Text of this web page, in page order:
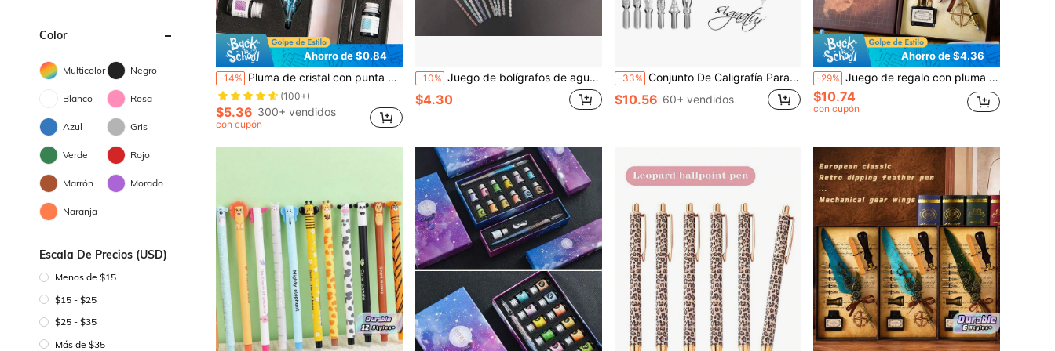
Color
Multicolor Negro
Blanco Rosa
Azul Gris
Verde Rojo
Marrón Morado
Naranja
Escala De Precios (USD)
Menos de $15
$15 - $25
$25 - $35
Más de $35
Ahorro de $0.84
-14% Pluma de cristal con punta de inmersión en vidrio, popular en Internet, para estudiantes, regalo de negocios, pluma de muestra, premio para actividades escolares, regalo de cumpleaños, de vuelta a la escuela
(100+)
$5.36 300+ vendidos
con cupón
-10% Juego de bolígrafos de agua de cristal Starlight, incluye bolígrafo de caligrafía de firma de cristal, tinta y soporte para bolígrafo, regalo ideal para vacaciones o cumpleaños para amantes del arte, vuelta a la escuela
$4.30
-33% Conjunto De Caligrafía Para Principiantes, Pluma De Ave Y Conjunto De Tinta, Plumas Elegantes Con Tinta Negra Y 11 Puntas Para Letras, Dibujos, Escritura En Diario, Firmar, Invitaciones
$10.56 60+ vendidos
Ahorro de $4.36
-29% Juego de regalo con pluma de caligrafía, sello de lacre y sello | Juego de pluma de caligrafía con pluma de ave y engranaje mecánico | Suministros de escritura con tinta para diarios, bodas, Navidad
$10.74
con cupón